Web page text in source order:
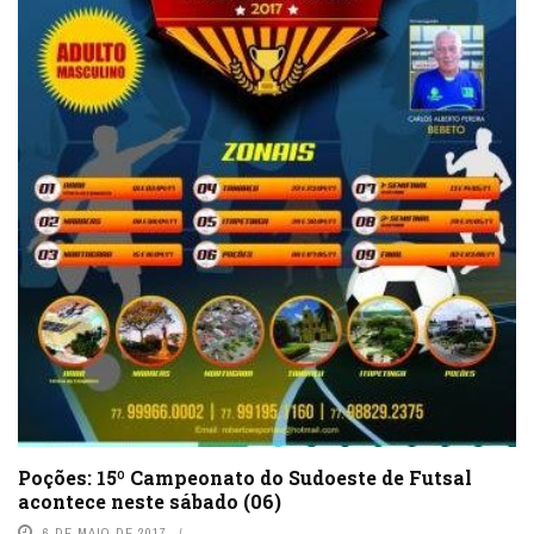
Poções: 15º Campeonato do Sudoeste de Futsal
acontece neste sábado (06)